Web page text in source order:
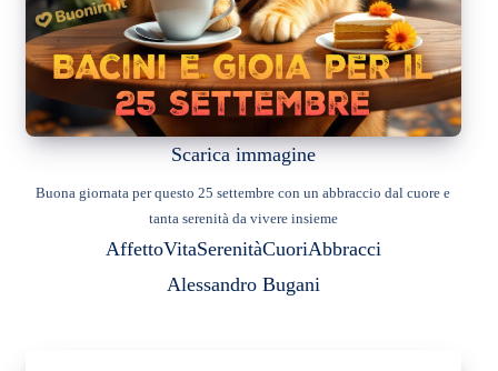
Scarica immagine
Buona giornata per questo 25 settembre con un abbraccio dal cuore e
tanta serenità da vivere insieme
AffettoVitaSerenitàCuoriAbbracci
Alessandro Bugani